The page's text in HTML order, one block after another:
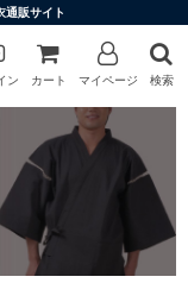
通販サイト
ン カート マイページ 検索